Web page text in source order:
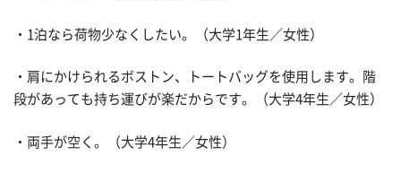
・1泊なら荷物少なくしたい。（大学1年生／女性）
・肩にかけられるボストン、トートバッグを使用します。階
段があっても持ち運びが楽だからです。（大学4年生／女性）
・両手が空く。（大学4年生／女性）